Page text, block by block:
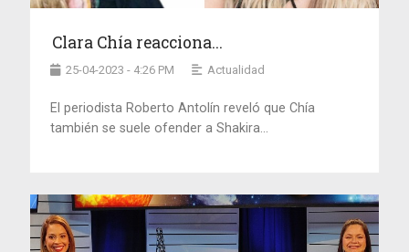
Clara Chía reacciona...
25-04-2023 - 4:26 PM Actualidad
El periodista Roberto Antolín reveló que Chía
también se suele ofender a Shakira...